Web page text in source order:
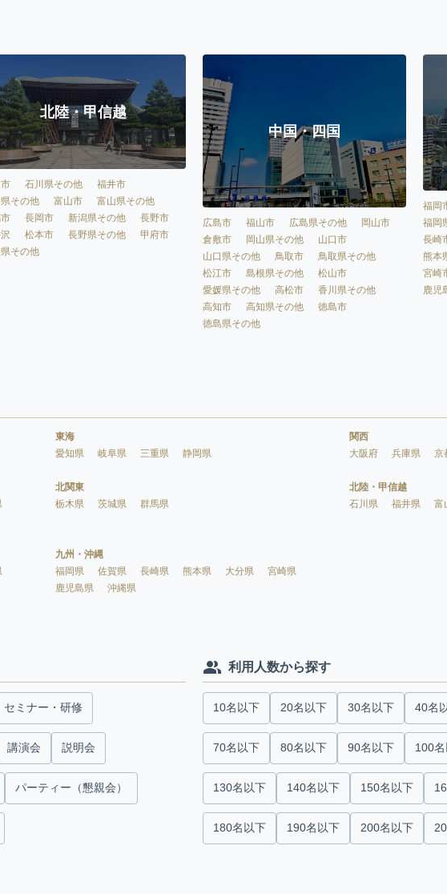
北陸・甲信越
石川県その他
福井市
その他
富山市
富山県その他
長岡市 新潟県その他
長野市
松本市 長野県その他
甲府市
その他
中国・四国
広島市 福山市 広島県その他
岡山市
倉敷市
岡山県その他
山口市
山口県その他
鳥取市
鳥取県その他
松江市
島根県その他
松山市
愛媛県その他
高松市
香川県その他
高知市
高知県その他
徳島市
徳島県その他
福岡
福岡
長崎
熊本
宮崎
鹿児
東海
愛知県
岐阜県 三重県 静岡県
関西
大阪府
兵庫県 京
北関東
栃木県
茨城県 群馬県
北陸・甲信越
石川県
福井県 富
九州・沖縄
福岡県
佐賀県 長崎県 熊本県 大分県
宮崎県
鹿児島県
沖縄県
セミナー・研修
講演会 説明会
パーティー（懇親会）
利用人数から探す
10名以下 20名以下 30名以下 40名
70名以下 80名以下 90名以下 100
130名以下 140名以下 150名以下
180名以下 190名以下 200名以下